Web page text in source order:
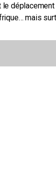
déplacement
mais